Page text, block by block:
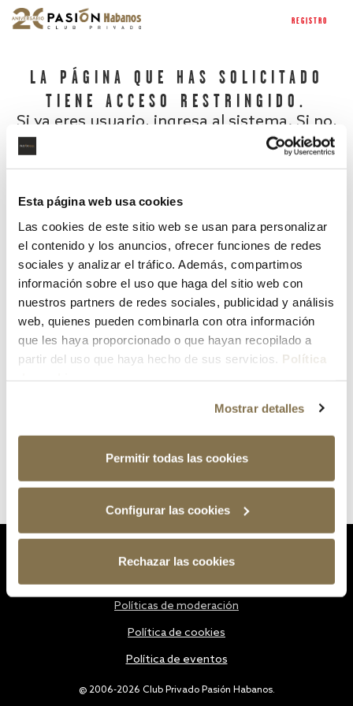
Esta página web usa cookies
Las cookies de este sitio web se usan para personalizar
el contenido y los anuncios, ofrecer funciones de redes
sociales y analizar el tráfico. Además, compartimos
información sobre el uso que haga del sitio web con
nuestros partners de redes sociales, publicidad y análisis
web, quienes pueden combinarla con otra información
que les haya proporcionado o que hayan recopilado a
partir del uso que haya hecho de sus servicios. Política
Mostrar detalles
Permitir todas las cookies
Configurar las cookies
Rechazar las cookies
REGISTRO
LA PÁGINA QUE HAS SOLICITADO
TIENE ACCESO RESTRINGIDO.
Si ya eres usuario, ingresa al sistema. Si no,
¿Has olvidado tu contraseña?
@ 2006-2026 Club Privado Pasión Habanos.
Políticas de moderación
Política de cookies
Política de eventos